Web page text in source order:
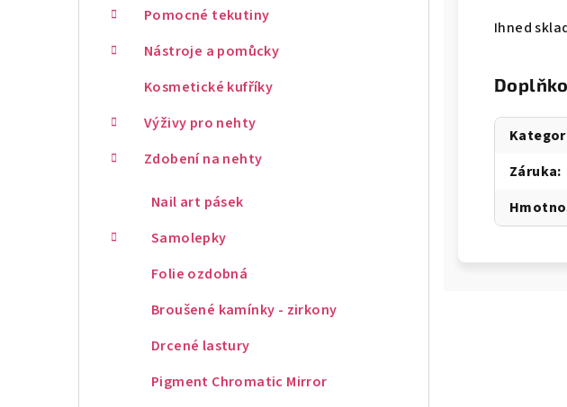
Pomocné tekutiny
Nástroje a pomůcky
Kosmetické kufříky
Výživy pro nehty
Zdobení na nehty
Nail art pásek
Samolepky
Folie ozdobná
Broušené kamínky - zirkony
Drcené lastury
Pigment Chromatic Mirror
Ihned
Záruka: